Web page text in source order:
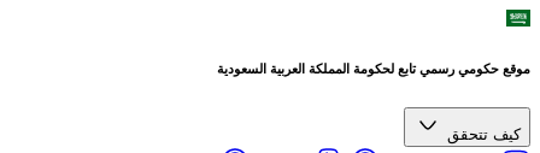
موقع حكومي رسمي تابع لحكومة المملكة العربية السعودية
كيف تتحقق